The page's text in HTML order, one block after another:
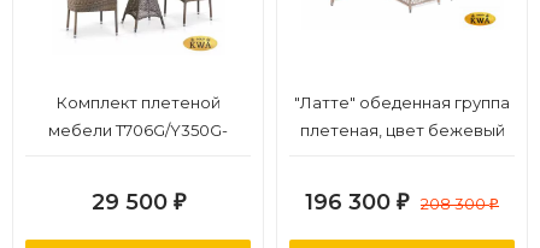
Комплект плетеной
мебели T706G/Y350G-
29 500 ₽
"Латте" обеденная группа
плетеная, цвет бежевый
196 300 ₽ 208 300₽